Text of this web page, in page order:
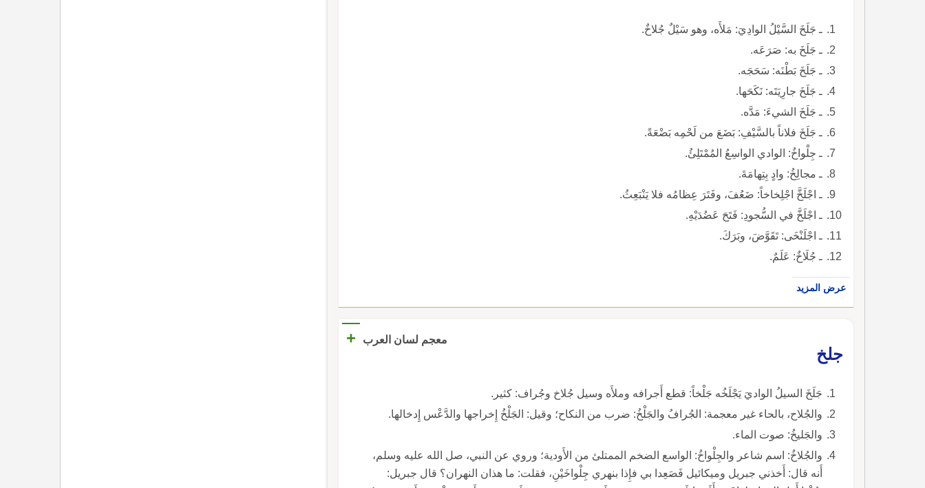
ـ جَلَخَ السَّيْلُ الوادِيَ: مَلأَه، وهو سَيْلٌ جُلاخٌ.
ـ جَلَخَ به: صَرَعَه.
ـ جَلَخَ بَطْنَه: سَحَجَه.
ـ جَلَخَ جارِيَتَه: نَكَحَها.
ـ جَلَخَ الشيءَ: مَدَّه.
ـ جَلَخَ فلاناً بالسَّيْفِ: بَضَعَ من لَحْمِه بَضْعَةً.
ـ جِلْواخُ: الوادي الواسِعُ المُمْتَلِئُ.
ـ مجالِخُ: وادٍ بِتِهامَةَ.
ـ اجْلَخَّ اجْلِخاخاً: ضَعُفَ، وفَتَرَ عِظامُه فلا يَنْبَعِثُ.
ـ اجْلَخَّ في السُّجودِ: فَتَحَ عَضُدَيْهِ.
ـ اجْلَنْخَى: تَقَوَّضَ، وبَرَكَ.
ـ جُلَاخٌ: عَلَمٌ.
عرض المزيد
معجم لسان العرب
+
جلخ
جَلَخَ السيلُ الواديَ يَجْلَخُه جَلْخاً: قطع أَجرافه وملأَه وسيل جُلاخ وجُراف: كثير.
والجُلاح، بالحاء غير معجمة: الجُرافُ والجَلْخُ: ضرب من النكاح؛ وقيل: الجَلْخُ إِخراجها والدَّعْس إِدخالها.
والجَليخُ: صوت الماء.
والجُلاخُ: اسم شاعر والجِلْواخُ: الواسع الضخم الممتلئ من الأَودية؛ وروي عن النبي، صل الله عليه وسلم،
أَنه قال: أَخذني جبريل وميكائيل فَصَعِدا بي فإِذا بنهري جِلْواخَيْنِ، فقلت: ما هذان النهران؟ قال جبريل: